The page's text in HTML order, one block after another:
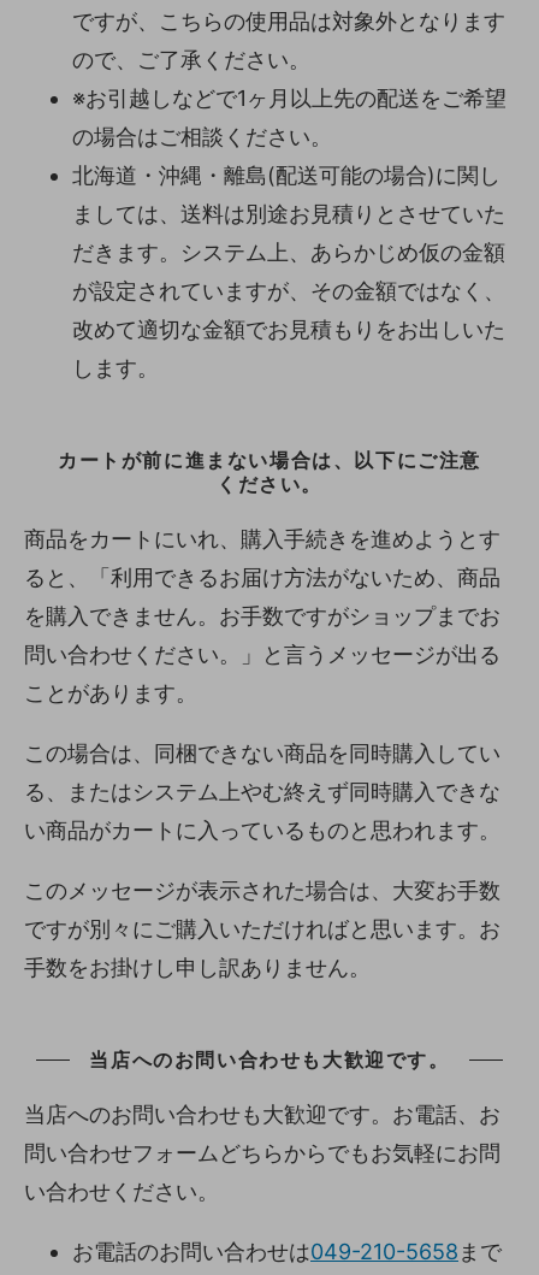
ですが、こちらの使用品は対象外となります
ので、ご了承ください。
※お引越しなどで1ヶ月以上先の配送をご希望
の場合はご相談ください。
北海道・沖縄・離島(配送可能の場合)に関し
ましては、送料は別途お見積りとさせていた
だきます。システム上、あらかじめ仮の金額
が設定されていますが、その金額ではなく、
改めて適切な金額でお見積もりをお出しいた
します。
カートが前に進まない場合は、以下にご注意
ください。
商品をカートにいれ、購入手続きを進めようとす
ると、「利用できるお届け方法がないため、商品
を購入できません。お手数ですがショップまでお
問い合わせください。」と言うメッセージが出る
ことがあります。
この場合は、同梱できない商品を同時購入してい
る、またはシステム上やむ終えず同時購入できな
い商品がカートに入っているものと思われます。
このメッセージが表示された場合は、大変お手数
ですが別々にご購入いただければと思います。お
手数をお掛けし申し訳ありません。
当店へのお問い合わせも大歓迎です。
当店へのお問い合わせも大歓迎です。お電話、お
問い合わせフォームどちらからでもお気軽にお問
い合わせください。
お電話のお問い合わせは049-210-5658 まで